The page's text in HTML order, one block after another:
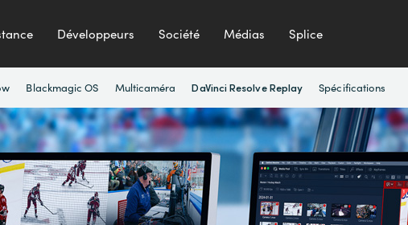
Développeurs Société Médias Splice
Blackmagic OS Multicaméra DaVinci Resolve Replay Spécifications